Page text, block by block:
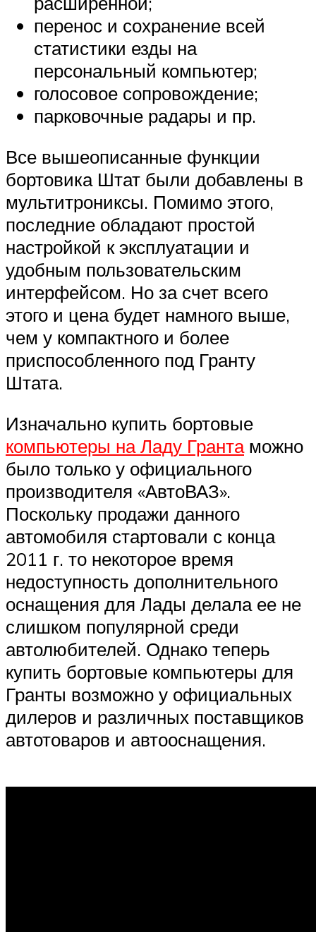
перенос и сохранение всей
статистики езды на
персональный компьютер;
голосовое сопровождение;
парковочные радары и пр.
Все вышеописанные функции
бортовика Штат были добавлены в
мультитрониксы. Помимо этого,
последние обладают простой
настройкой к эксплуатации и
удобным пользовательским
интерфейсом. Но за счет всего
этого и цена будет намного выше,
чем у компактного и более
приспособленного под Гранту
Штата.
Изначально купить бортовые
компьютеры на Ладу Грантаможно
было только у официального
производителя «АвтоВАЗ».
Поскольку продажи данного
автомобиля стартовали с конца
2011 г. то некоторое время
недоступность дополнительного
оснащения для Лады делала ее не
слишком популярной среди
автолюбителей. Однако теперь
купить бортовые компьютеры для
Гранты возможно у официальных
дилеров и различных поставщиков
автотоваров и автооснащения.